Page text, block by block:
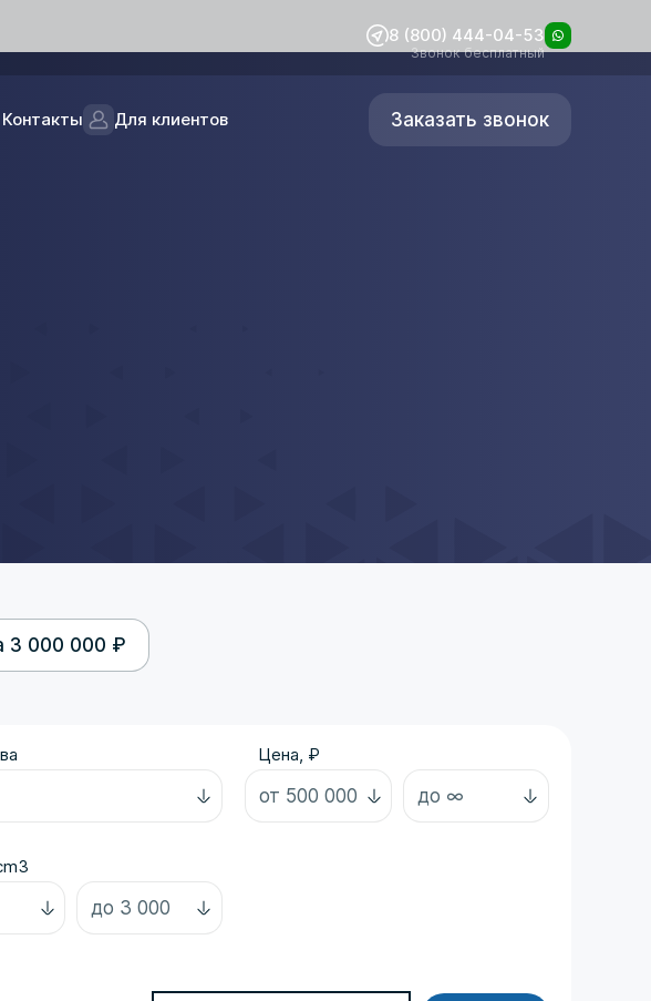
8 (800) 444-04-53
Звонок бесплатный
Контакты Для клиентов Заказать звонок
3 000 000 ₽
Цена, ₽